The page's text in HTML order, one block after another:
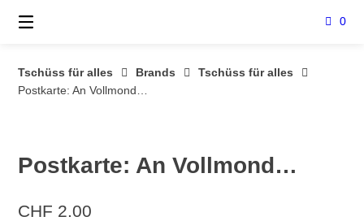
zum
0
Tschüss für alles Brands
Tschüss für alles
Postkarte: An Vollmond…
Postkarte: An Vollmond…
CHF 2.00